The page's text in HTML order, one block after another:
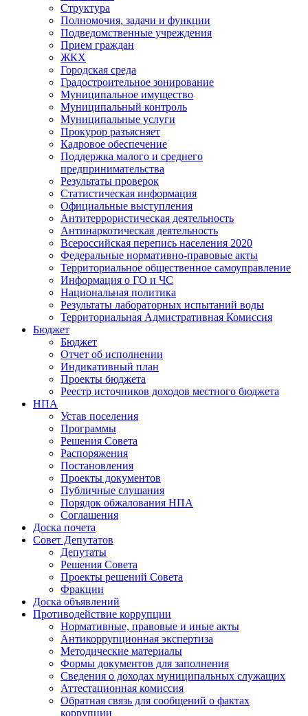
Структура
Полномочия, задачи и функции
Подведомственные учреждения
Прием граждан
ЖКХ
Городская среда
Градостроительное зонирование
Муниципальное имущество
Муниципальный контроль
Муниципальные услуги
Прокурор разъясняет
Кадровое обеспечение
Поддержка малого и среднего
предпринимательства
Результаты проверок
Статистическая информация
Официальные выступления
Антитеррористическая деятельность
Антинаркотическая деятельность
Всероссийская перепись населения 2020
Федеральные нормативно-правовые акты
Территориальное общественное самоуправление
Информация о ГО и ЧС
Национальная политика
Результаты лабораторных испытаний воды
Территориальная Адмистративная Комиссия
Бюджет
Бюджет
Отчет об исполнении
Индикативный план
Проекты бюджета
Реестр источников доходов местного бюджета
НПА
Устав поселения
Программы
Решения Совета
Распоряжения
Постановления
Проекты документов
Публичные слушания
Порядок обжалования НПА
Соглашения
Доска почета
Совет Депутатов
Депутаты
Решения Совета
Проекты решений Совета
Фракции
Доска объявлений
Противодействие коррупции
Нормативные, правовые и иные акты
Антикоррупционная экспертиза
Методические материалы
Формы документов для заполнения
Сведения о доходах муниципальных служащих
Аттестационная комиссия
Обратная связь для сообщений о фактах
коррупции